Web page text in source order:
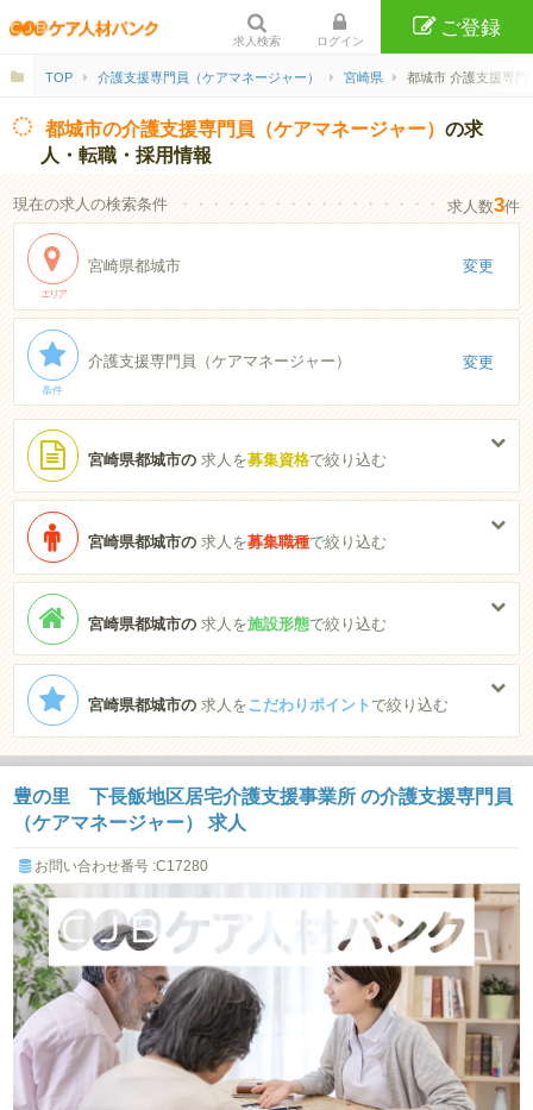
求人検索 ログイン
ご登録
TOP 介護支援専門員（ケアマネージャー） 宮崎県 都城市 介護支援専
都城市の介護支援専門員（ケアマネージャー）の求
人・転職・採用情報
現在の求人の検索条件 ・・・・・・・・・・・・・・・・・・・・・・
求人数3件
エリア
宮崎県都城市 変更
条件
介護支援専門員（ケアマネージャー） 変更
宮崎県都城市の求人を募集資格で絞り込む
宮崎県都城市の求人を募集職種で絞り込む
宮崎県都城市の求人を施設形態で絞り込む
宮崎県都城市の求人をこだわりポイント で絞り込む
豊の里 下長飯地区居宅介護支援事業所 の介護支援専門員
（ケアマネージャー） 求人
お問い合わせ番号 :C17280